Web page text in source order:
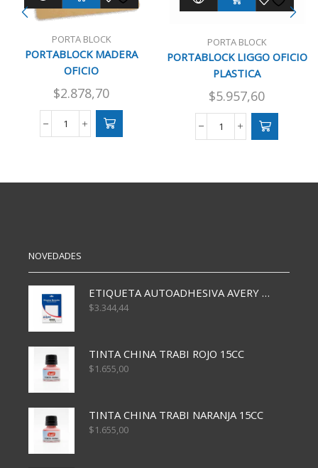
PORTA BLOCK
PORTABLOCK MADERA
OFICIO
$2.878,70
PORTABLOCK
PORTA BLOCK
PORTABLOCK LIGGO OFICIO
PLASTICA
$5.957,60
PORTABLOCK
cantidad
NOVEDADES
ETIQUETA AUTOADHESIVA AVERY 3026 30H 20 X 70
$3.344,44
TINTA CHINA TRABI ROJO 15CC
$1.655,00
TINTA CHINA TRABI NARANJA 15CC
$1.655,00